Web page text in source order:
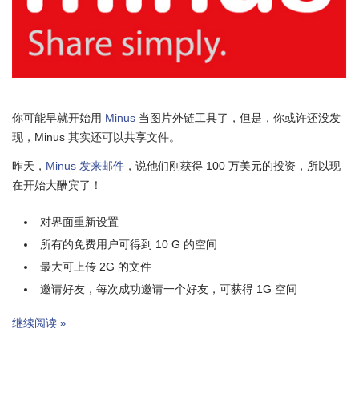
你可能早就开始用 Minus 当图片外链工具了，但是，你或许还没发
现，Minus 其实还可以共享文件。
昨天， Minus 发来邮件 ，说他们刚获得 100 万美元的投资，所以现
在开始大酬宾了！
对界面重新设置
所有的免费用户可得到 10 G 的空间
最大可上传 2G 的文件
邀请好友，每次成功邀请一个好友，可获得 1G 空间
继续阅读 »